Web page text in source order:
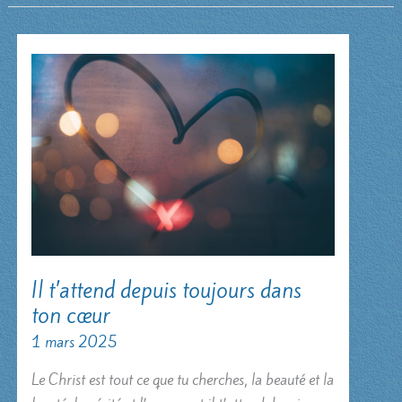
Il t’attend depuis toujours dans
ton cœur
1 mars 2025
Le Christ est tout ce que tu cherches, la beauté et la